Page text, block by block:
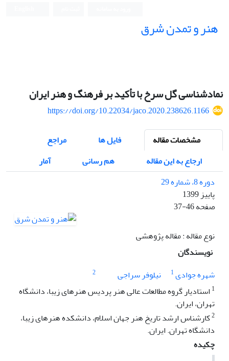
هنر و تمدن شرق
نمادشناسی گل سرخ با تأکید بر فرهنگ و هنر ایران
https://doi.org/10.22034/jaco.2020.238626.1166
مشخصات مقاله
فایل ها
مراجع
ارجاع به این مقاله
هم رسانی
آمار
دوره 8، شماره 29
پاییز 1399
صفحه37-46
نوع مقاله : مقاله پژوهشی
نویسندگان
شهره جوادی1 نیلوفر سراجی
2
1 استادیار گروه مطالعات عالى هنر پردیس هنرهاى زیبا، دانشگاه
تهران، ایران.
2کارشناس ارشد تاریخ هنر جهان اسلام، دانشکده هنرهای زیبا،
دانشگاه تهران. ایران.
چکیده